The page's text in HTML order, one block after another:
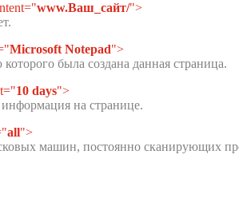
www.Ваш_сайт/">
Microsoft Notepad">
была создана данная страница.
10 days">
информация на странице.
all">
машин, постоянно сканирующих